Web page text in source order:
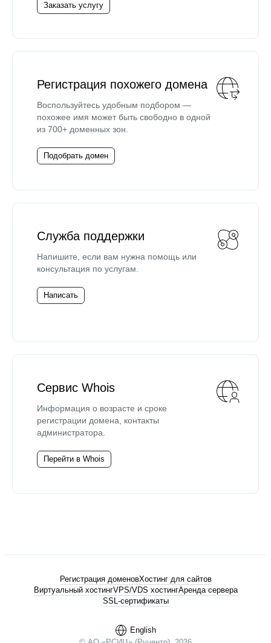
Заказать услугу
Регистрация похожего домена
Воспользуйтесь удобным подбором —
похожее имя может быть свободно в одной
из 700+ доменных зон.
Подобрать домен
Служба поддержки
Напишите, если вам нужна помощь или
консультация по услугам.
Написать
Сервис Whois
Информация о возрасте и сроке
регистрации домена, контакты
администратора.
Перейти в Whois
English
Регистрация доменовХостинг для сайтов
Виртуальный хостингVPS/VDS хостингАренда сервера
SSL-сертификаты